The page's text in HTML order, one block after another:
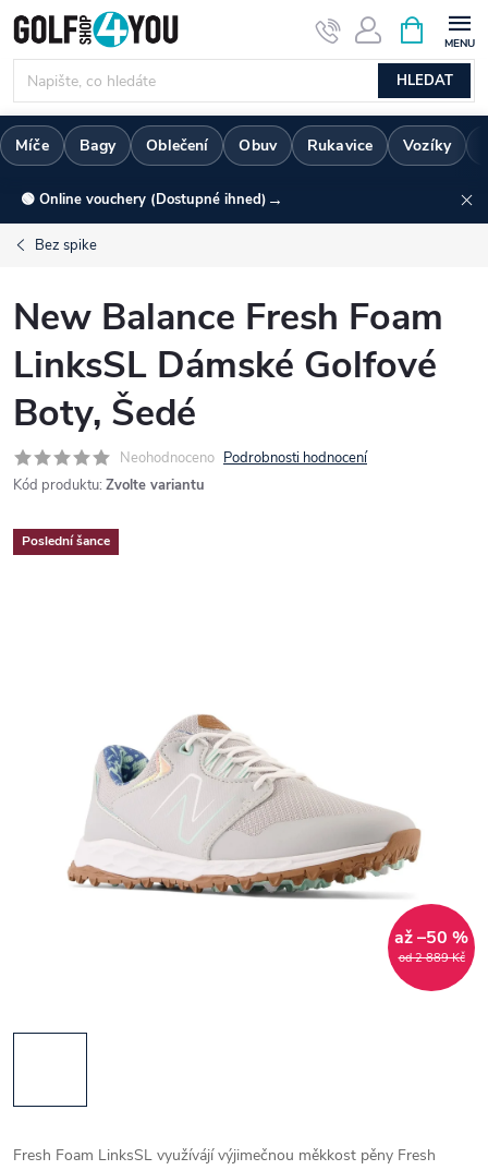
Přejít
na
obsah
HLEDAT
NÁKUPNÍ
KOŠÍK
Míče Bagy Oblečení Obuv Rukavice Vozíky
🟢 Online vouchery (Dostupné ihned) →
Bez spike
New Balance Fresh Foam
LinksSL Dámské Golfové
Boty, Šedé
Neohodnoceno Podrobnosti hodnocení
Kód produktu: Zvolte variantu
Poslední šance
od 2 889 Kč
až –50 %
Fresh Foam LinksSL využívájí výjimečnou měkkost pěny Fresh